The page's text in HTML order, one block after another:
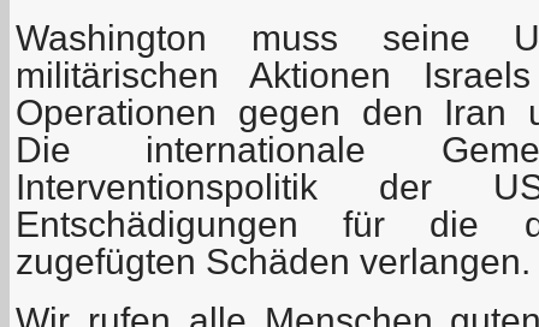
Washington muss seine
militärischen Aktionen
Operationen gegen den Iran
Die internationale
Interventionspolitik der
Entschädigungen für die
zugefügten Schäden verlangen.